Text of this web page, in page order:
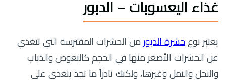
غذاء اليعسوبات – الدبور
يعتبر نوع حشرة الدبور من الحشرات المفترسة التي تتغذي
عن الحشرات الأصغر منها في الحجم كالبعوض والذباب
والنحل والنمل وغيرها، ولكنك نادراً ما تجد يتغذى على